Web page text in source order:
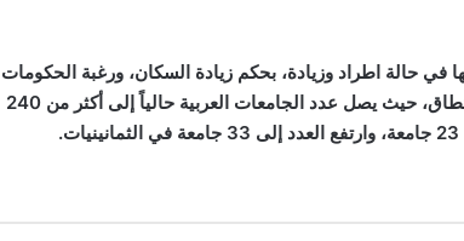
في حالة اطراد وزيادة، بحكم زيادة السكان، ورغبة الحكومات
العربية المتعاقبة في ترسيخ التعليم الجامعي، ونشره على أوسع نطاق، حيث يصل عدد الجامعات العربية حالياً إلى أكثر من 240